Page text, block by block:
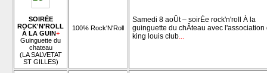
SOIRÉE
ROCK'N'ROLL
À LA GUIN+
Guinguette du
chateau
(LA SALVETAT
ST GILLES)
100% Rock'N'Roll
Samedi 8 aoÛt – soirÉe rock'n'roll À la
guinguette du chÂteau avec l'association
king louis club...